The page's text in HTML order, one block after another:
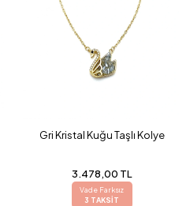
Gri Kristal Kuğu Taşlı Kolye
3.478,00 TL
Vade Farksız
3 TAKSİT